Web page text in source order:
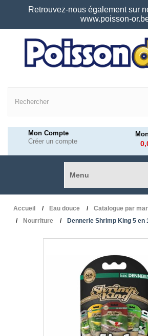
Retrouvez-nous également sur
www.poisson-
Mon Compte
Créer un compte
Menu
Accueil Eau douce Catalogue par
Nourriture
Dennerle Shrimp King 5 en